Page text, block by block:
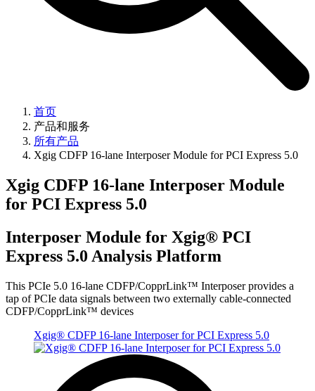
首页
产品和服务
所有产品
Xgig CDFP 16-lane Interposer Module for PCI Express 5.0
Xgig CDFP 16-lane Interposer Module
for PCI Express 5.0
Interposer Module for Xgig® PCI
Express 5.0 Analysis Platform
This PCIe 5.0 16-lane CDFP/CopprLink™ Interposer provides a
tap of PCIe data signals between two externally cable-connected
CDFP/CopprLink™ devices
Xgig® CDFP 16-lane Interposer for PCI Express 5.0